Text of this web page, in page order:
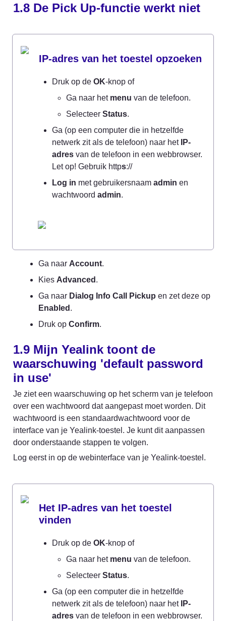
1.8 De Pick Up-functie werkt niet
IP-adres van het toestel opzoeken
Druk op de OK-knop of
Ga naar het menu van de telefoon.
Selecteer Status.
Ga (op een computer die in hetzelfde
netwerk zit als de telefoon) naar het IP-
adres van de telefoon in een webbrowser.
Let op! Gebruik https://
Log in met gebruikersnaam admin en
wachtwoord admin.
Ga naar Account.
Kies Advanced .
Ga naar Dialog Info Call Pickup
Enabled .
Druk op Confirm.
1.9 Mijn Yealink toont de
waarschuwing 'default password
in use'
Je ziet een waarschuwing op het scherm van je telefoon
over een wachtwoord dat aangepast moet worden. Dit
wachtwoord is een standaardwachtwoord voor de
interface van je Yealink-toestel. Je kunt dit aanpassen
door onderstaande stappen te volgen.
Log eerst in op de webinterface van je Yealink-toestel.
Het IP-adres van het toestel
vinden
Druk op de OK-knop of
Ga naar het menu van de telefoon.
Selecteer Status.
Ga (op een computer die in hetzelfde
netwerk zit als de telefoon) naar het IP-
adres van de telefoon in een webbrowser.